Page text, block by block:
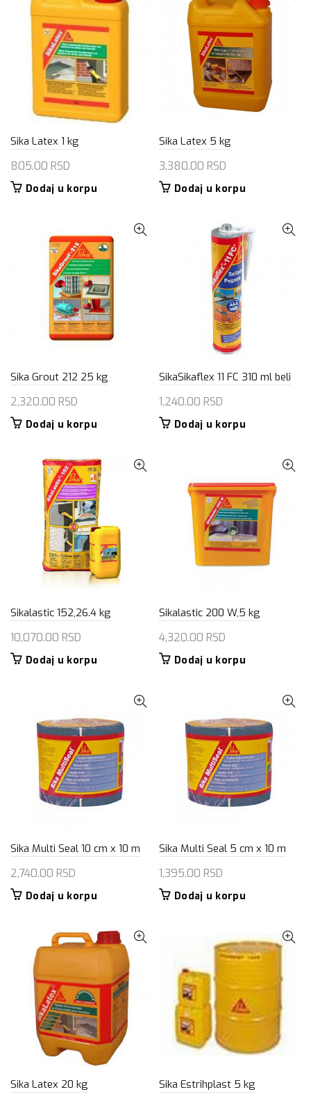
Sika Latex 1 kg
805.00 RSD
Dodaj u korpu
Sika Latex 5 kg
3,380.00 RSD
Dodaj u korpu
Sika Grout 212 25 kg
2,320.00 RSD
Dodaj u korpu
SikaSikaflex 11 FC 310 ml beli
1,240.00 RSD
Dodaj u korpu
Sikalastic 152,26.4 kg
10,070.00 RSD
Dodaj u korpu
Sikalastic 200 W,5 kg
4,320.00 RSD
Dodaj u korpu
Sika Multi Seal 10 cm x 10 m
2,740.00 RSD
Dodaj u korpu
Sika Multi Seal 5 cm x 10 m
1,395.00 RSD
Dodaj u korpu
Sika Latex 20 kg Sika Estrihplast 5 kg